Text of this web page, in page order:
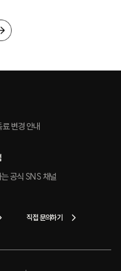
변경 안내
공식 SNS 채널
직접 문의하기